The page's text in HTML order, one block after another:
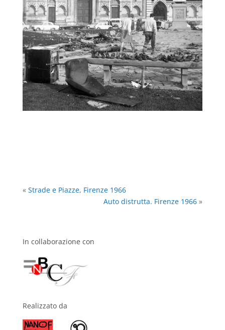
« Strade e Piazze, Firenze 1966
Auto distrutta. Firenze 1966 »
In collaborazione con
Realizzato da